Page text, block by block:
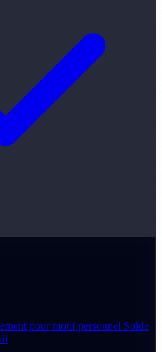
pour motif personnel Solde